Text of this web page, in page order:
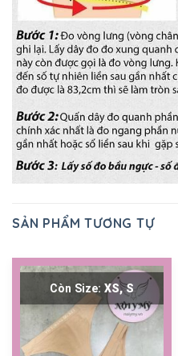
SẢN PHẨM TƯƠNG TỰ
Còn Size: XS, S